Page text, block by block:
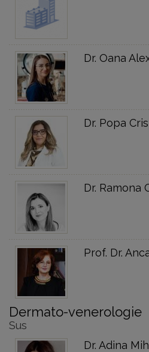
Dr. Oana
Dr. Popa
Dr. Ramona
Prof. Dr.
Dermato-venerologie
Sus
Dr. Adina